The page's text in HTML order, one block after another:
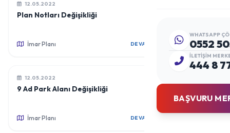
WHATSAPP
0552
İLETIŞIM
444 8
BAŞVURU
12.05.2022
Plan Notları Değişikliği
İmar Planı DEVAMINI OKU
12.05.2022
9 Ad Park Alanı Değişikliği
İmar Planı DEVAMINI OKU